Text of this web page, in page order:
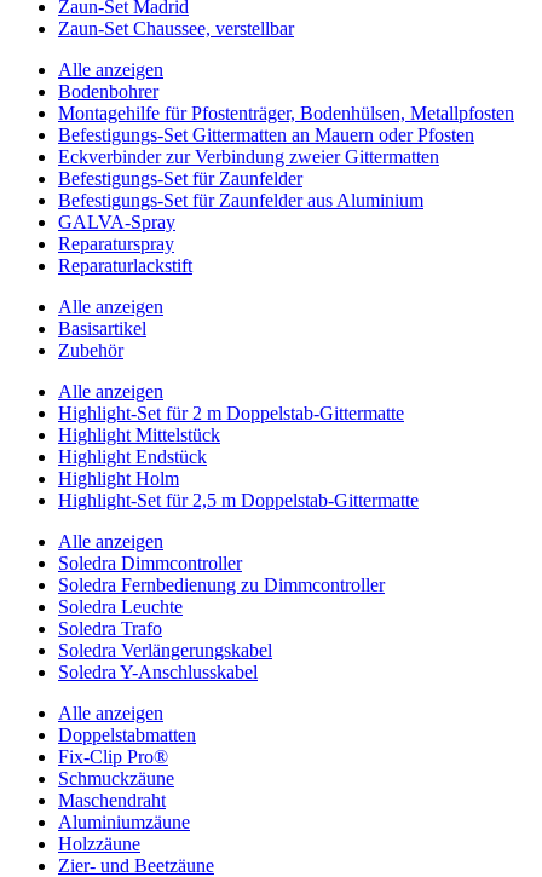
Zaun-Set Madrid
Zaun-Set Chaussee, verstellbar
Alle anzeigen
Bodenbohrer
Montagehilfe für Pfostenträger, Bodenhülsen, Metallpfosten
Befestigungs-Set Gittermatten an Mauern oder Pfosten
Eckverbinder zur Verbindung zweier Gittermatten
Befestigungs-Set für Zaunfelder
Befestigungs-Set für Zaunfelder aus Aluminium
GALVA-Spray
Reparaturspray
Reparaturlackstift
Alle anzeigen
Basisartikel
Zubehör
Alle anzeigen
Highlight-Set für 2 m Doppelstab-Gittermatte
Highlight Mittelstück
Highlight Endstück
Highlight Holm
Highlight-Set für 2,5 m Doppelstab-Gittermatte
Alle anzeigen
Soledra Dimmcontroller
Soledra Fernbedienung zu Dimmcontroller
Soledra Leuchte
Soledra Trafo
Soledra Verlängerungskabel
Soledra Y-Anschlusskabel
Alle anzeigen
Doppelstabmatten
Fix-Clip Pro®
Schmuckzäune
Maschendraht
Aluminiumzäune
Holzzäune
Zier- und Beetzäune